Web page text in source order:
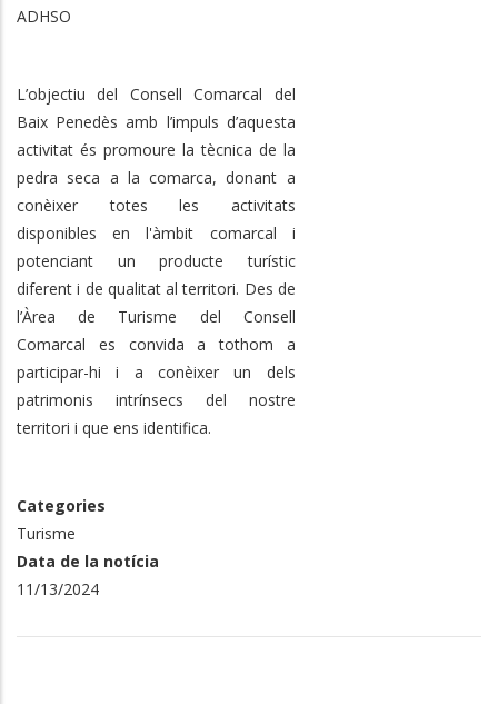
ADHSO
L’objectiu del Consell Comarcal del
Baix Penedès amb l’impuls d’aquesta
activitat és promoure la tècnica de la
pedra seca a la comarca, donant a
conèixer totes les activitats
disponibles en l'àmbit comarcal i
potenciant un producte turístic
diferent i de qualitat al territori. Des de
l’Àrea de Turisme del Consell
Comarcal es convida a tothom a
participar-hi i a conèixer un dels
patrimonis intrínsecs del nostre
territori i que ens identifica.
Categories
Turisme
Data de la notícia
11/13/2024